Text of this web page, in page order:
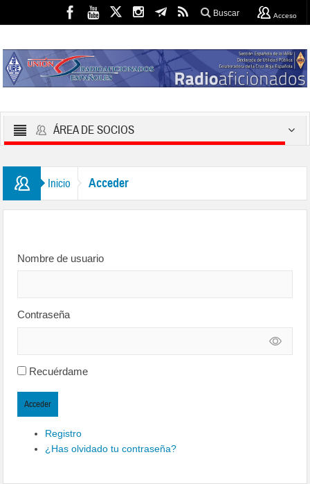
Buscar Acceso
ÁREA DE SOCIOS
Inicio Acceder
Nombre de usuario
Contraseña
Recuérdame
Acceder
Registro
¿Has olvidado tu contraseña?